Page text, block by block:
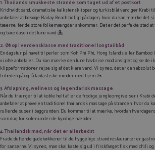
1. Thailands smukkeste strande som taget ud af et postkort
Kridhvidt sand, dramatiske kalkstensklipper og turkisblåt vand gør Krabi
anbefaler at besøge Railay Beach tidligt på dagen, hvor du kan mærke det
tæerne, før de store folkemængder ankommer. Det er det perfekte sted
og bare dase i det lune vand 🏝️
2. Øhop i verdensklasse med traditionel longtailbåd
En dagstur på havet til perler som Koh Phi Phi, Hong Islands eller Bamboo
vi ofte anbefaler. Du kan mærke den lune havbrise mod ansigtet og se de
klippeformationer rejse sig af det klare vand. Vi synes, det er den absolut
friheden på og få fantastiske minder med hjem 🚤
3. Afslapning, wellness og legendarisk massage
Når du trænger til at koble helt af, er de frodige jungleomgivelser i Krabi
anbefaler at prøve en traditionel thailandsk massage på stranden, hvor du
rullende suser i baggrunden. Du kommer til at mærke, hvordan
som dug for solen under de kyndige hænder.
4. Thailandsk mad, når det er allerbedst
Fra de duftende gadekøkkener til de hyggelige strandrestauranter er
for sanserne. Vi synes, man skal kaste sig ud i friskfanget fisk med chili